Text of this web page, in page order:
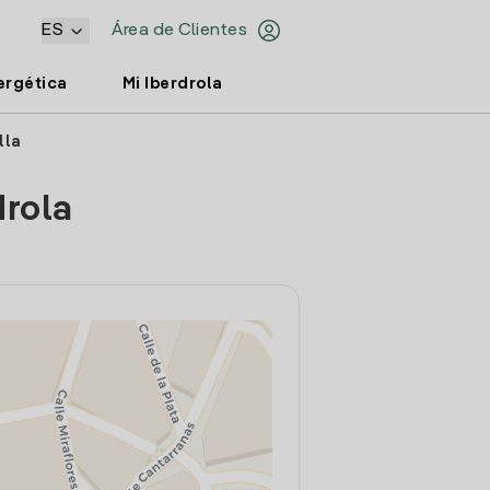
Área de Clientes
ES
Mi Iberdrola